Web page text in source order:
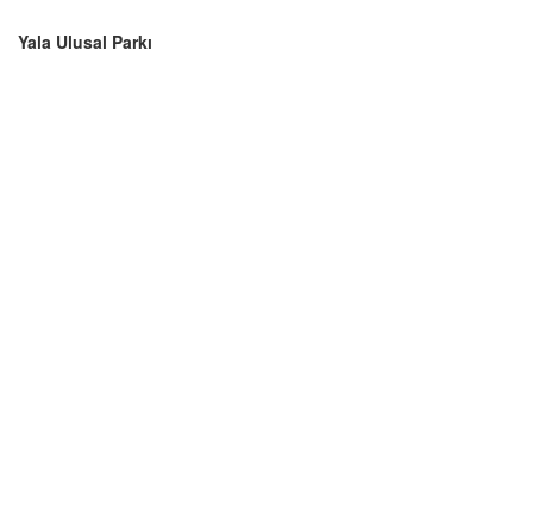
Yala Ulusal Parkı